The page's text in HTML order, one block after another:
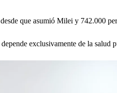
que asumió Milei y 742.000
exclusivamente de la salud